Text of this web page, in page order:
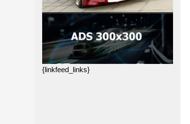
{linkfeed_links}